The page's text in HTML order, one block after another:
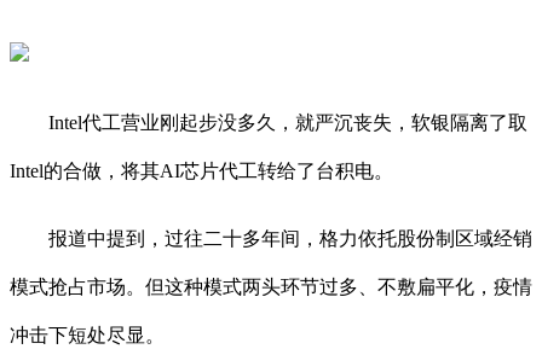
Intel代工营业刚起步没多久，就严沉丧失，软银隔离了取
Intel的合做，将其AI芯片代工转给了台积电。
报道中提到，过往二十多年间，格力依托股份制区域经销
模式抢占市场。但这种模式两头环节过多、不敷扁平化，疫情
冲击下短处尽显。